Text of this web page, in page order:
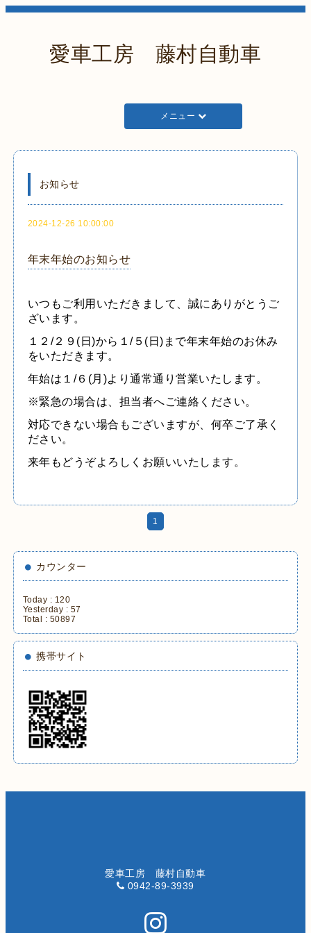
愛車工房 藤村自動車
メニュー
お知らせ
2024-12-26 10:00:00
年末年始のお知らせ
いつもご利用いただきまして、誠にありがとうご
ざいます。
１２ /２９ ( 日)から１/５ ( 日) まで年末年始のお休み
をいただきます。
年始は１ /６ (月 )より通常通り営業いたします。
※緊急の場合は、担当者へご連絡ください。
対応できない場合もございますが、何卒ご了承く
ださい。
来年もどうぞよろしくお願いいたします。
1
カウンター
Today : 120
Yesterday : 57
Total : 50897
携帯サイト
愛車工房 藤村自動車
0942-89-3939